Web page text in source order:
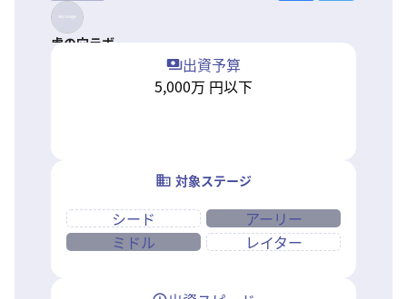
虎の穴ラボ
出資予算
5,000万 円以下
対象ステージ
シード
アーリー
ミドル
レイター